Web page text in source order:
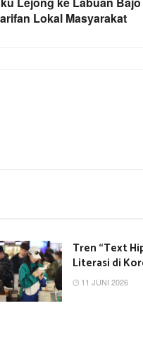
Lokal Masyarakat
Tren “Text
Literasi di
11 JUNI 2026